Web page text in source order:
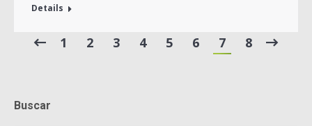
Details
1 2 3 4 5 6 7 8
Buscar